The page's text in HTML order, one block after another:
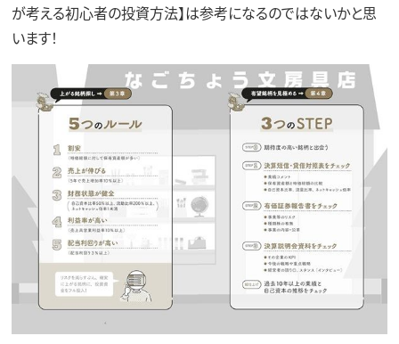
が考える初心者の投資方法】は参考になるのではないかと思
います！